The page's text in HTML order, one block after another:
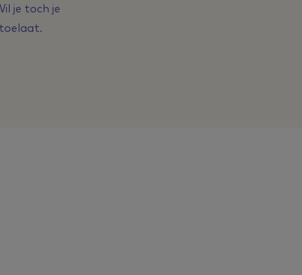
je toch je